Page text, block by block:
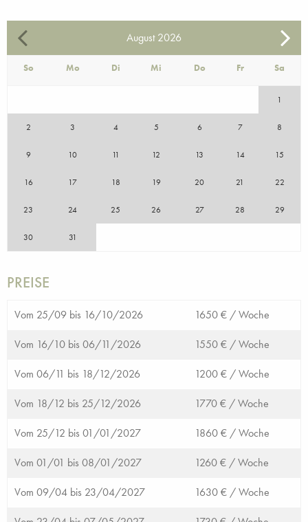
August 2026
So Mo Di Mi Do Fr Sa
1
2 3 4 5 6 7 8
9 10 11 12 13 14 15
16 17 18 19 20 21 22
23 24 25 26 27 28 29
30 31
PREISE
Vom 25/09 bis 16/10/2026 1650 € /Woche
Vom 16/10 bis 06/11/2026 1550 € /Woche
Vom 06/11 bis 18/12/2026 1200 € /Woche
Vom 18/12 bis 25/12/2026 1770 € /Woche
Vom 25/12 bis 01/01/2027 1860 € /Woche
Vom 01/01 bis 08/01/2027 1260 € /Woche
Vom 09/04 bis 23/04/2027 1630 € /Woche